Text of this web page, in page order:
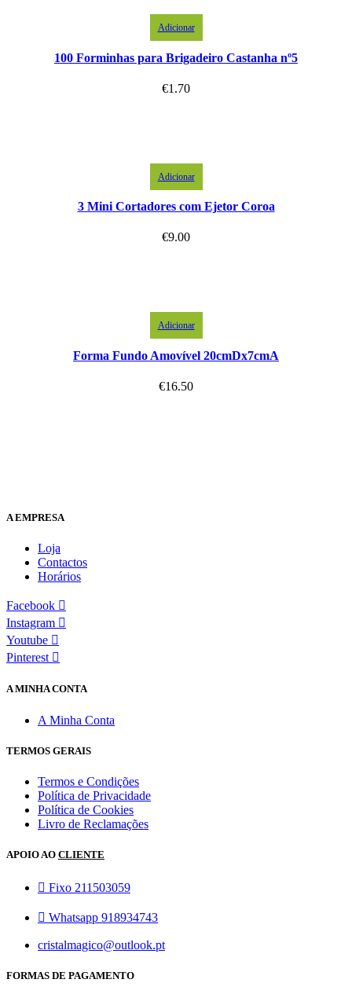
Adicionar
100 Forminhas para Brigadeiro Castanha nº5
€1.70
Adicionar
3 Mini Cortadores com Ejetor Coroa
€9.00
Adicionar
Forma Fundo Amovível 20cmDx7cmA
€16.50
A EMPRESA
Loja
Contactos
Horários
Facebook
Instagram
Youtube
Pinterest
A MINHA CONTA
A Minha Conta
TERMOS GERAIS
Termos e Condições
Política de Privacidade
Política de Cookies
Livro de Reclamações
APOIO AO CLIENTE
Fixo 211503059
Whatsapp 918934743
cristalmagico@outlook.pt
FORMAS DE PAGAMENTO